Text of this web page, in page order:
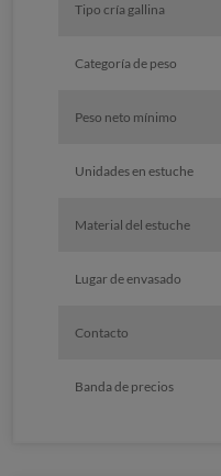
Tipo cría gallina
Categoría de peso
Peso neto mínimo
Unidades en estuche
Material del estuche
Lugar de envasado
Contacto
Banda de precios